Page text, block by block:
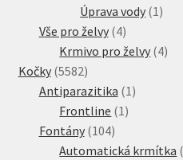
produkt
Úprava vody 1 1
Vše pro želvy 44
produkty
Krmivo pro želvy 44
Kočky 55825582
produktů
Antiparazitika 1 1
Frontline 1 1
Fontány 104104
produktů
Automatická krmítka